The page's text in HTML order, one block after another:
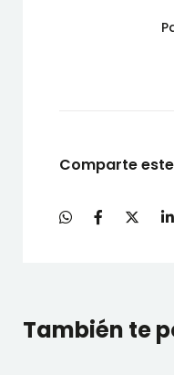
Comparte
También te